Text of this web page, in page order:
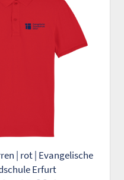
| rot | Evangelische
Erfurt